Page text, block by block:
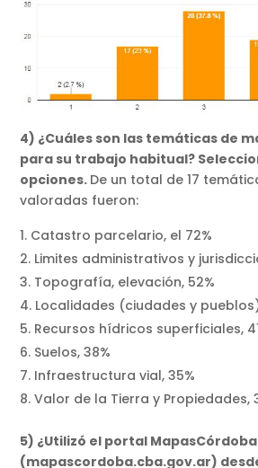
4) ¿Cuáles son las temáticas de
para su trabajo habitual?
opciones. De un total de 17
valoradas fueron:
Catastro parcelario, el 72%
Limites administrativos y
Topografía, elevación, 52%
Localidades (ciudades y
Recursos hídricos superficiales,
Suelos, 38%
Infraestructura vial, 35%
Valor de la Tierra y Propiedades,
5) ¿Utilizó el portal MapasCórdoba
(mapascordoba.cba.gov.ar)